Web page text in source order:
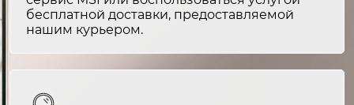
Ремонт клапана подачи воды
бесплатной доставки, предоставляемой
нашим курьером.